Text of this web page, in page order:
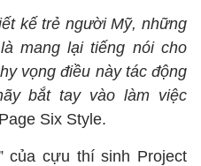
kế trẻ người Mỹ, những
mang lại tiếng nói cho
vọng điều này tác động
bắt tay vào làm việc
Six Style.
của cựu thí sinh Project